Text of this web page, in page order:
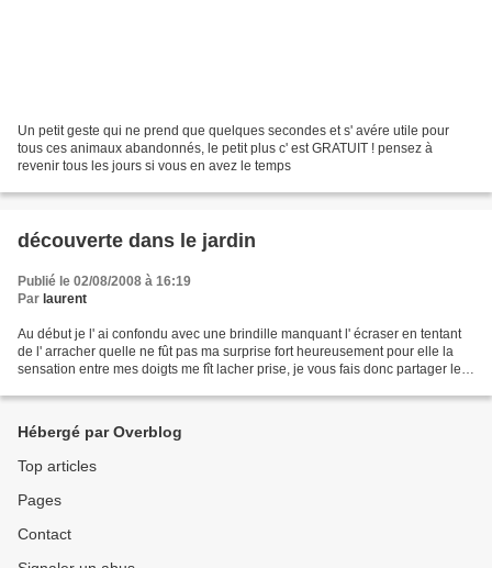
Un petit geste qui ne prend que quelques secondes et s' avére utile pour
tous ces animaux abandonnés, le petit plus c' est GRATUIT ! pensez à
revenir tous les jours si vous en avez le temps
découverte dans le jardin
Publié le 02/08/2008 à 16:19
Par laurent
Au début je l' ai confondu avec une brindille manquant l' écraser en tentant
de l' arracher quelle ne fût pas ma surprise fort heureusement pour elle la
sensation entre mes doigts me fît lacher prise, je vous fais donc partager les
Hébergé par Overblog
Top articles
Pages
Contact